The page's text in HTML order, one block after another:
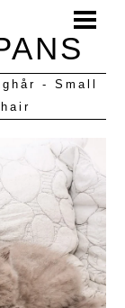
- Small